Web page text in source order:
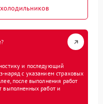
и последующий
наряд с указанием страховых
после выполнения работ
выполненных работ и